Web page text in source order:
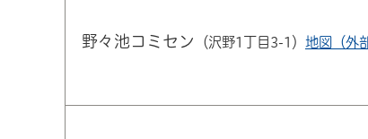
野々池コミセン （沢野1丁目3-1） 地図（外